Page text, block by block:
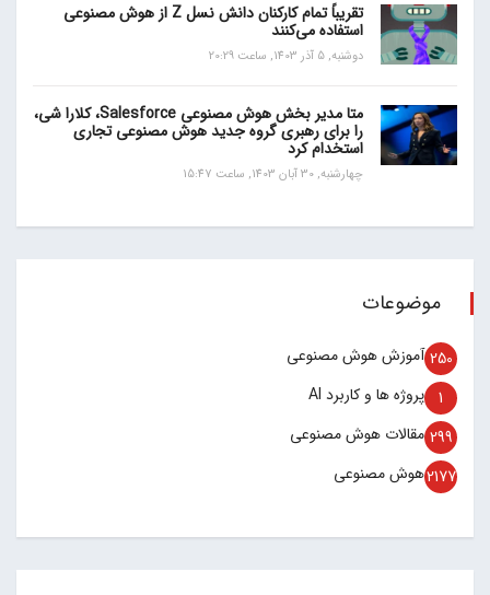
تقریباً تمام کارکنان دانش نسل Z از هوش مصنوعی
استفاده می‌کنند
دوشنبه, 5 آذر 1403, ساعت 20:29
متا مدیر بخش هوش مصنوعی Salesforce، کلارا شی،
را برای رهبری گروه جدید هوش مصنوعی تجاری
استخدام کرد
چهارشنبه, 30 آبان 1403, ساعت 15:47
موضوعات
آموزش هوش مصنوعی 250
پروژه ها و کاربرد AI 1
مقالات هوش مصنوعی 299
هوش مصنوعی2177